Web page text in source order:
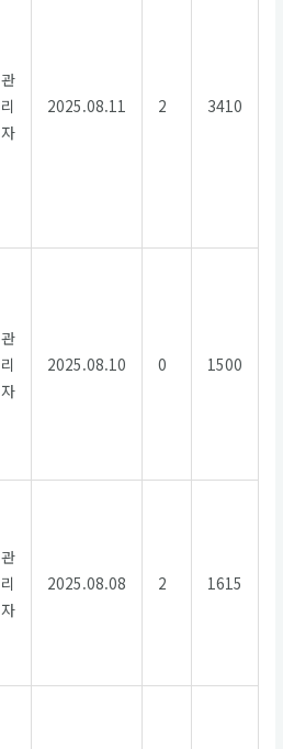
관
리
자
2025.08.11 2 3410
관
리
자
2025.08.10 0 1500
관
리
자
2025.08.08 2 1615